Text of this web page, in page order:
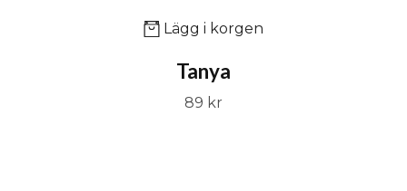
Lägg i korgen
Tanya
89 kr